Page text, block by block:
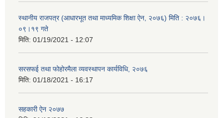
स्थानीय राजपत्र (आधारभूत तथा माध्यमिक शिक्षा ऐन, २०७६) मिति : २०७६।
०९।१९ गते
मिति: 01/19/2021 - 12:07
सरसफई तथा फोहोरमैला व्यवस्थापन कार्यविधि, २०७६
मिति: 01/18/2021 - 16:17
सहकारी ऐन २०७७